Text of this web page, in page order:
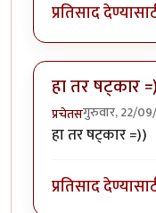
प्रतिसाद
हा तर षट्कार
प्रचेतसगुरुवार, 22/
हा तर षट्कार =))
प्रतिसाद